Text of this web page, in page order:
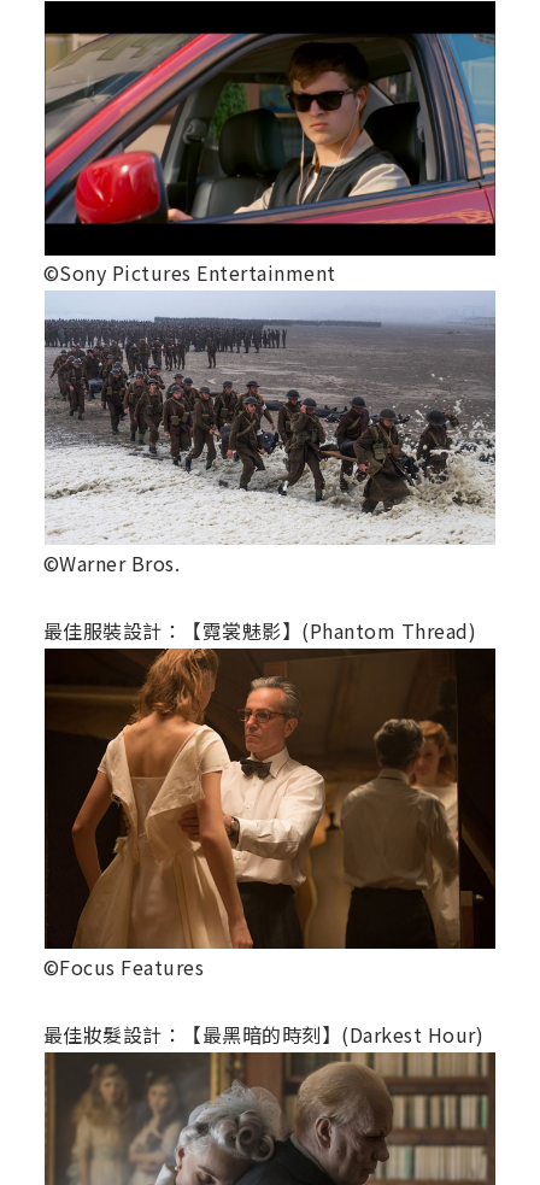
©Sony Pictures Entertainment
©Warner Bros.
最佳服裝設計：【霓裳魅影】(Phantom Thread)
©Focus Features
最佳妝髮設計：【最黑暗的時刻】(Darkest Hour)